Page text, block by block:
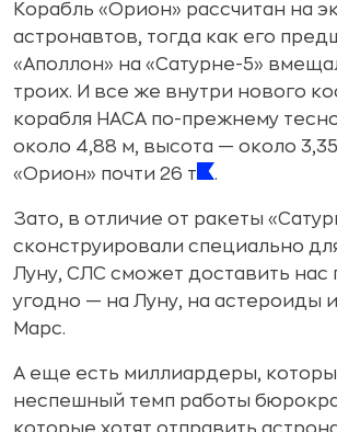
Корабль «Орион» рассчитан на
астронавтов, тогда как его
«Аполлон» на «Сатурне-5»
троих. И все же внутри нового
корабля НАСА по-прежнему
около 4,88 м, высота — около
«Орион» почти 26 т
.
Зато, в отличие от ракеты
сконструировали специально
Луну, СЛС сможет доставить нас
угодно — на Луну, на астероиды
Марс.
А еще есть миллиардеры,
неспешный темп работы